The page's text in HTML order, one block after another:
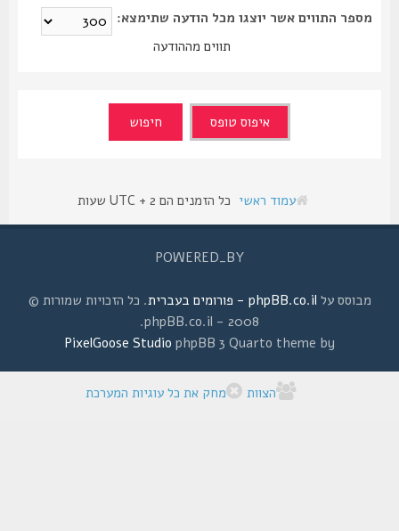
מספר התווים אשר יוצגו מכל הודעה שתימצא:
תווים מההודעה
עמוד ראשי כל הזמנים הם UTC + 2 שעות
POWERED_BY
מבוסס עלphpBB.co.il - פורומים בעברית
. כל הזכויות שמורות ©
2008 - phpBB.co.il.
phpBB 3 Quarto theme by
PixelGoose Studio
הצוות מחק את כל עוגיות המערכת